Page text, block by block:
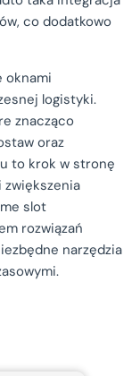
co dodatkowo
oknami
logistyki.
znacząco
oraz
to krok w stronę
slot
rozwiązań
narzędzia